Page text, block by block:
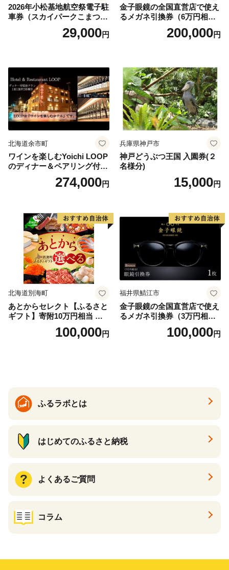
2026年小松基地航空祭電子駐
車券（スカイパークこまつ
翼） 駐車場 シャトルバスの
りばすぐ 石川県 小松市
29,000円
金子眼鏡の全国直営店で使え
るメガネ引換券（6万円相
当） Platinum200,000円
北海道余市町
ワインを楽しむYoichi LOOP
のディナー＆ペアリング付宿
泊プラン＜デラックスツイン
274,000円
兵庫県神戸市
神戸どうぶつ王国 入園券(２
名様分)
15,000円
北海道別海町
あとからセレクト【ふるさと
ギフト】寄附10万円相当 あ
とから選べる！ ギフト いく
ら ほたて 海鮮 牛肉 別海町
ギフト ふるさと納税 ）
100,000円
福井県鯖江市
金子眼鏡の全国直営店で使え
るメガネ引換券（3万円相
100,000円
ふるラボとは
はじめてのふるさと納税
よくあるご質問
コラム